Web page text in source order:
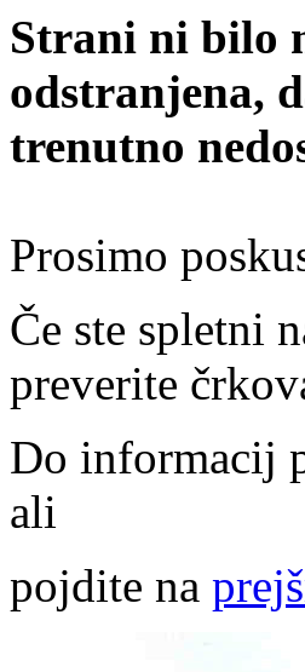
Strani ni bilo
odstranjena,
trenutno
Prosimo
Če ste spletni
preverite
Do informacij
ali
pojdite na